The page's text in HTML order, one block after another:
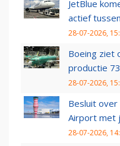
JetBlue
actief
28-07-2026,
Boeing ziet
productie
28-07-2026,
Besluit
Airport met
28-07-2026,